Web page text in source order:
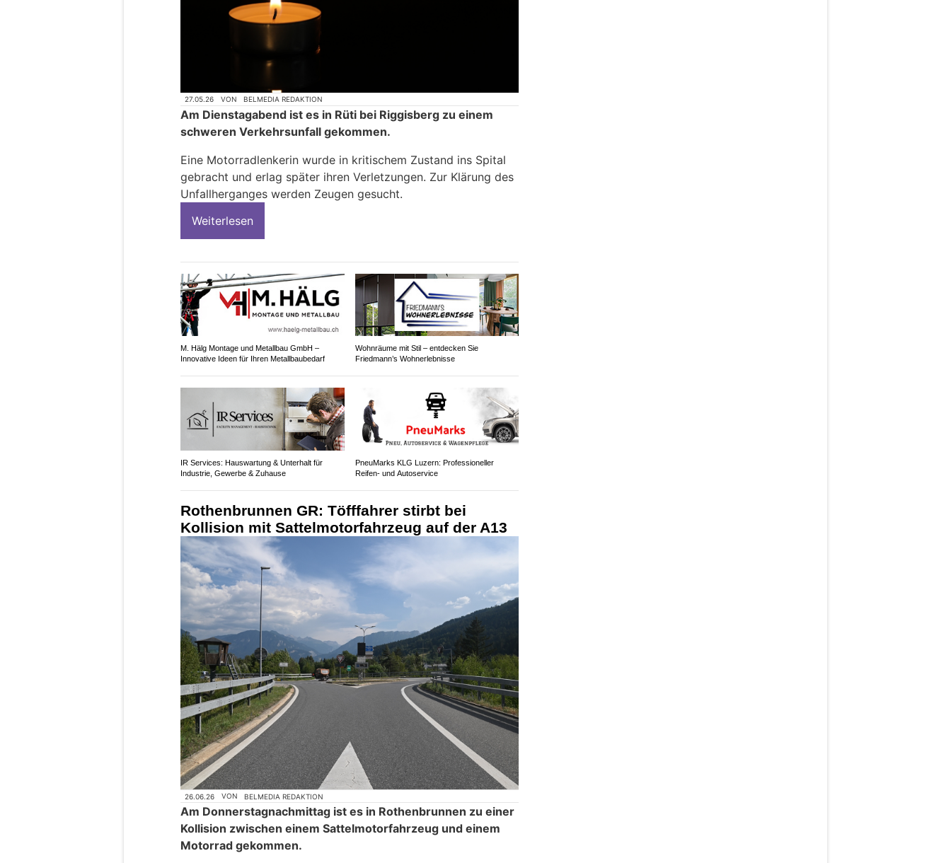
27.05.26 VON BELMEDIA REDAKTION
Am Dienstagabend ist es in Rüti bei Riggisberg zu einem
schweren Verkehrsunfall gekommen.
Eine Motorradlenkerin wurde in kritischem Zustand ins Spital
gebracht und erlag später ihren Verletzungen. Zur Klärung des
Unfallherganges werden Zeugen gesucht.
Weiterlesen
M. Hälg Montage und Metallbau GmbH –
Innovative Ideen für Ihren Metallbaubedarf
Wohnräume mit Stil – entdecken Sie
Friedmann’s Wohnerlebnisse
IR Services: Hauswartung & Unterhalt für
Industrie, Gewerbe & Zuhause
PneuMarks KLG Luzern: Professioneller
Reifen- und Autoservice
Rothenbrunnen GR: Töfffahrer stirbt bei
Kollision mit Sattelmotorfahrzeug auf der A13
26.06.26 VON BELMEDIA REDAKTION
Am Donnerstagnachmittag ist es in Rothenbrunnen zu einer
Kollision zwischen einem Sattelmotorfahrzeug und einem
Motorrad gekommen.